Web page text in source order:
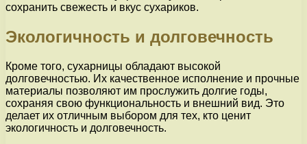
сохранить свежесть и вкус сухариков.
Экологичность и долговечность
Кроме того, сухарницы обладают высокой
долговечностью. Их качественное исполнение и прочные
материалы позволяют им прослужить долгие годы,
сохраняя свою функциональность и внешний вид. Это
делает их отличным выбором для тех, кто ценит
экологичность и долговечность.